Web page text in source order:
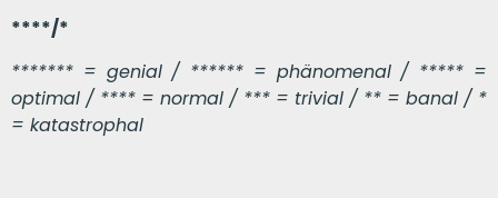
****/*
******* = genial / ****** = phänomenal / ***** =
optimal / **** = normal / *** = trivial / ** = banal / *
= katastrophal